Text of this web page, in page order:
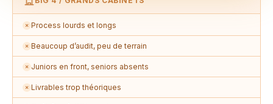
✗ Process lourds et longs
✗ Beaucoup d’audit, peu de terrain
✗ Juniors en front, seniors absents
✗ Livrables trop théoriques